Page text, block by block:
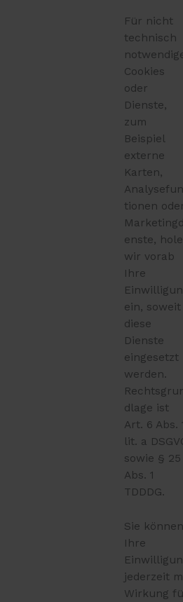
Für nicht
technisch
Cookies
oder
Dienste,
zum
Beispiel
externe
Karten,
tionen
enste,
wir vorab
Ihre
ein, soweit
diese
Dienste
eingesetzt
werden.
dlage ist
Art. 6 Abs.
lit. a
sowie § 25
Abs. 1
TDDDG.
Sie können
Ihre
jederzeit
Wirkung